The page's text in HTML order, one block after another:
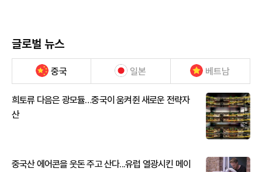
글로벌 뉴스
중국 일본 베트남
희토류 다음은 광모듈…중국이 움켜쥔 새로운 전략자
산
중국산 에어콘을 웃돈 주고 산다...유럽 열광시킨 메이